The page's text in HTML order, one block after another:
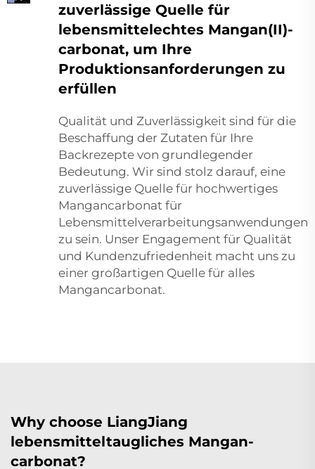
zuverlässige Quelle für
lebensmittelechtes Mangan(II)-
carbonat, um Ihre
Produktionsanforderungen zu
erfüllen
Qualität und Zuverlässigkeit sind für die
Beschaffung der Zutaten für Ihre
Backrezepte von grundlegender
Bedeutung. Wir sind stolz darauf, eine
zuverlässige Quelle für hochwertiges
Mangancarbonat für
Lebensmittelverarbeitungsanwendungen
zu sein. Unser Engagement für Qualität
und Kundenzufriedenheit macht uns zu
einer großartigen Quelle für alles
Mangancarbonat.
Why choose LiangJiang
lebensmitteltaugliches Mangan-
carbonat?